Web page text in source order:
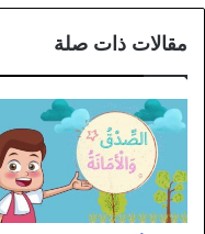
مقالات ذات صلة